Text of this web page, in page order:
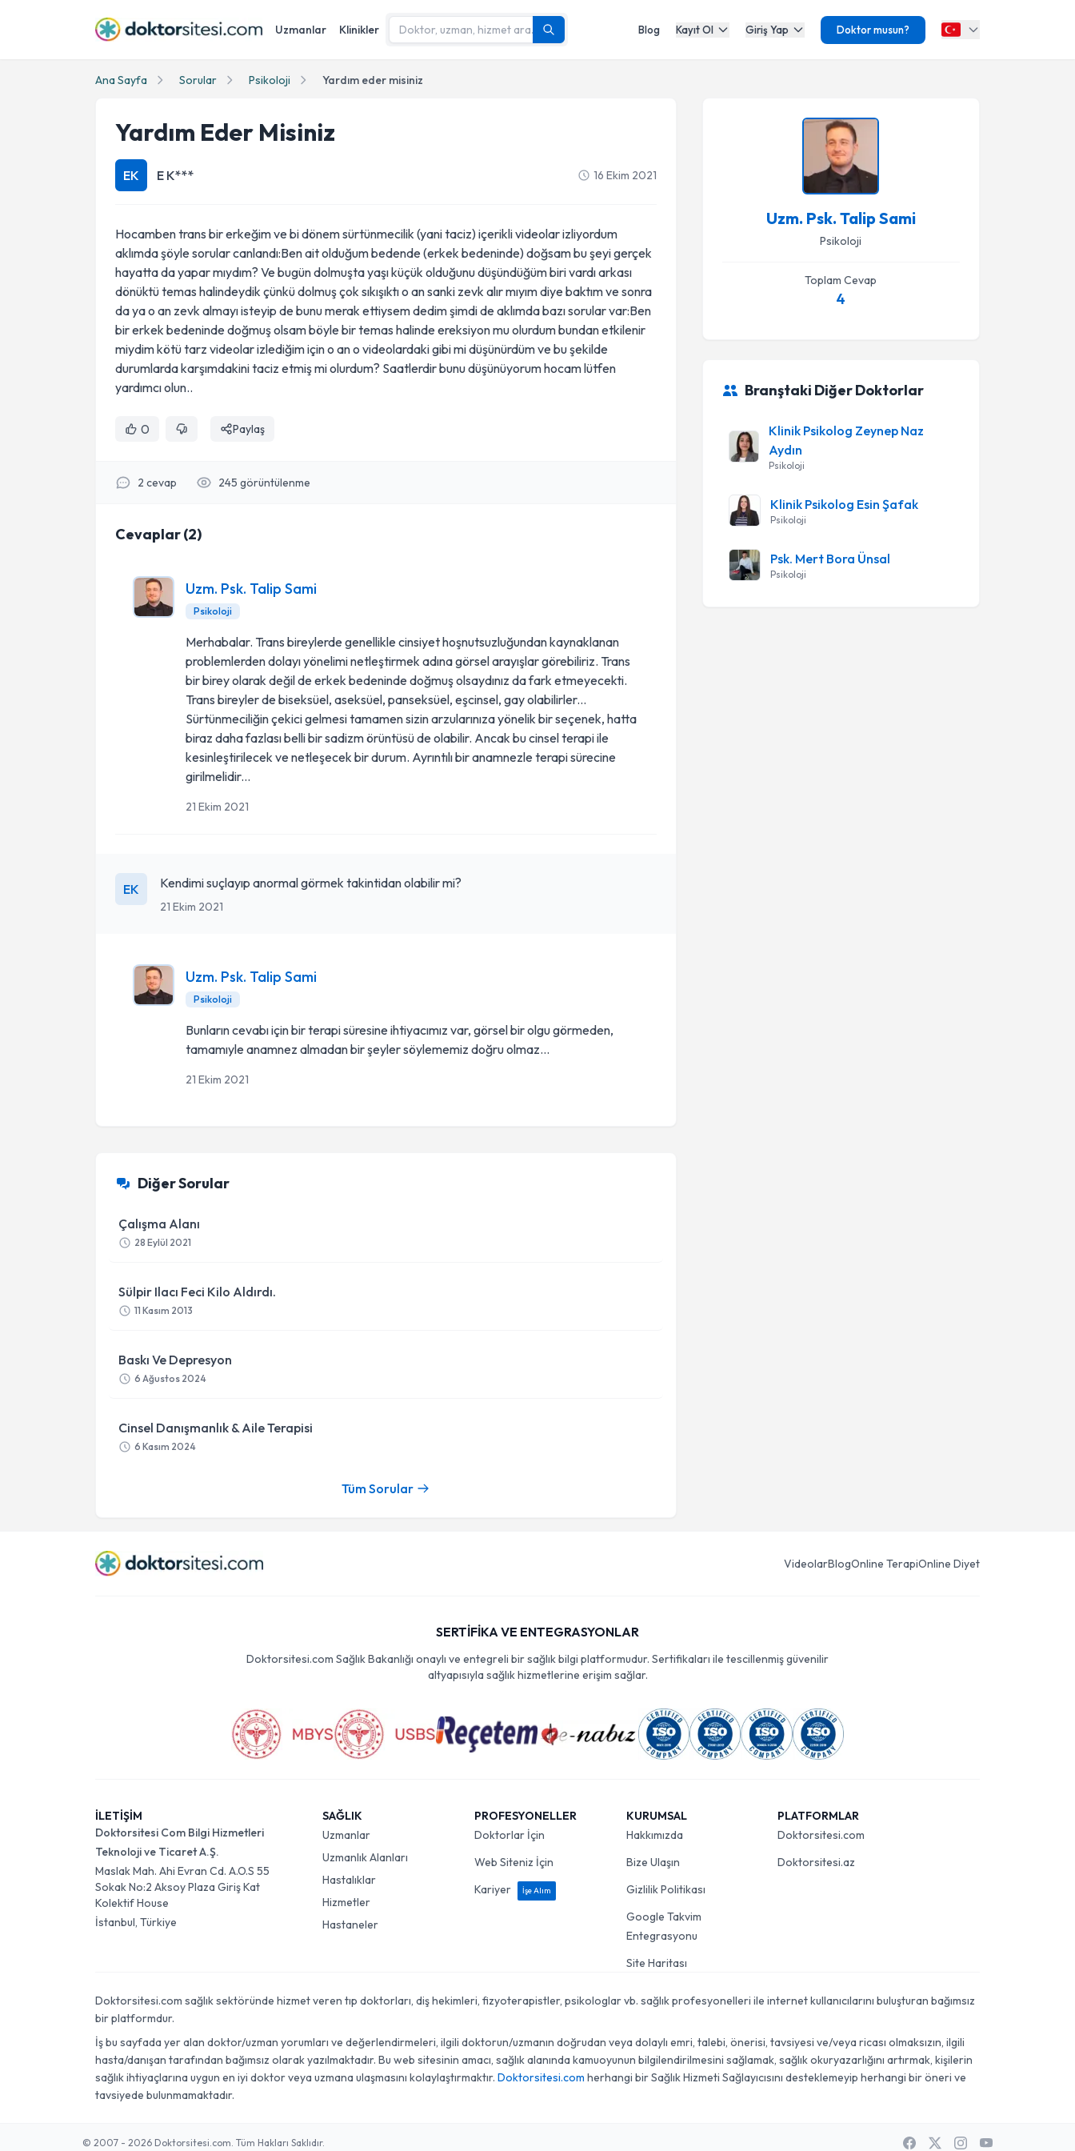
Uzmanlar Klinikler Blog Kayıt Ol Giriş Yap Doktor musun?
Ana Sayfa Sorular Psikoloji Yardım eder misiniz
Yardım Eder Misiniz
EK E K*** 16 Ekim 2021
Hocamben trans bir erkeğim ve bi dönem sürtünmecilik (yani taciz) içerikli videolar izliyordum
aklımda şöyle sorular canlandı:Ben ait olduğum bedende (erkek bedeninde) doğsam bu şeyi gerçek
hayatta da yapar mıydım? Ve bugün dolmuşta yaşı küçük olduğunu düşündüğüm biri vardı arkası
dönüktü temas halindeydik çünkü dolmuş çok sıkışıktı o an sanki zevk alır mıyım diye baktım ve sonra
da ya o an zevk almayı isteyip de bunu merak ettiysem dedim şimdi de aklımda bazı sorular var:Ben
bir erkek bedeninde doğmuş olsam böyle bir temas halinde ereksiyon mu olurdum bundan etkilenir
miydim kötü tarz videolar izlediğim için o an o videolardaki gibi mi düşünürdüm ve bu şekilde
durumlarda karşımdakini taciz etmiş mi olurdum? Saatlerdir bunu düşünüyorum hocam lütfen
yardımcı olun..
0 Paylaş
2 cevap 245 görüntülenme
Cevaplar(2)
Uzm. Psk. Talip Sami
Psikoloji
Merhabalar. Trans bireylerde genellikle cinsiyet hoşnutsuzluğundan kaynaklanan
problemlerden dolayı yönelimi netleştirmek adına görsel arayışlar görebiliriz. Trans
bir birey olarak değil de erkek bedeninde doğmuş olsaydınız da fark etmeyecekti.
Trans bireyler de biseksüel, aseksüel, panseksüel, eşcinsel, gay olabilirler...
Sürtünmeciliğin çekici gelmesi tamamen sizin arzularınıza yönelik bir seçenek, hatta
biraz daha fazlası belli bir sadizm örüntüsü de olabilir. Ancak bu cinsel terapi ile
kesinleştirilecek ve netleşecek bir durum. Ayrıntılı bir anamnezle terapi sürecine
girilmelidir...
21 Ekim 2021
EK Kendimi suçlayıp anormal görmek takintidan olabilir mi?
21 Ekim 2021
Uzm. Psk. Talip Sami
Psikoloji
Bunların cevabı için bir terapi süresine ihtiyacımız var, görsel bir olgu görmeden,
tamamıyle anamnez almadan bir şeyler söylememiz doğru olmaz...
21 Ekim 2021
Diğer Sorular
Çalışma Alanı
28 Eylül 2021
Sülpir Ilacı Feci Kilo Aldırdı.
11 Kasım 2013
Baskı Ve Depresyon
6 Ağustos 2024
Cinsel Danışmanlık & Aile Terapisi
6 Kasım 2024
Tüm Sorular
Uzm. Psk. Talip Sami
Psikoloji
Toplam Cevap
4
Branştaki Diğer Doktorlar
Klinik Psikolog Zeynep Naz
Aydın
Psikoloji
Klinik Psikolog Esin Şafak
Psikoloji
Psk. Mert Bora Ünsal
Psikoloji
VideolarBlogOnline TerapiOnline Diyet
SERTİFİKA VE ENTEGRASYONLAR
Doktorsitesi.com Sağlık Bakanlığı onaylı ve entegreli bir sağlık bilgi platformudur. Sertifikaları ile tescillenmiş güvenilir
altyapısıyla sağlık hizmetlerine erişim sağlar.
İLETİŞİM
Doktorsitesi Com Bilgi Hizmetleri
Teknoloji ve Ticaret A.Ş.
Maslak Mah. Ahi Evran Cd. A.O.S 55
Sokak No:2 Aksoy Plaza Giriş Kat
Kolektif House
İstanbul, Türkiye
SAĞLIK
Uzmanlar
Uzmanlık Alanları
Hastalıklar
Hizmetler
Hastaneler
PROFESYONELLER
Doktorlar İçin
Web Siteniz İçin
Kariyer
İşe Alım
KURUMSAL
Hakkımızda
Bize Ulaşın
Gizlilik Politikası
Google Takvim
Entegrasyonu
Site Haritası
PLATFORMLAR
Doktorsitesi.com
Doktorsitesi.az
Doktorsitesi.com sağlık sektöründe hizmet veren tıp doktorları, diş hekimleri, fizyoterapistler, psikologlar vb. sağlık profesyonelleri ile internet kullanıcılarını buluşturan bağımsız
bir platformdur.
İş bu sayfada yer alan doktor/uzman yorumları ve değerlendirmeleri, ilgili doktorun/uzmanın doğrudan veya dolaylı emri, talebi, önerisi, tavsiyesi ve/veya ricası olmaksızın, ilgili
hasta/danışan tarafından bağımsız olarak yazılmaktadır. Bu web sitesinin amacı, sağlık alanında kamuoyunun bilgilendirilmesini sağlamak, sağlık okuryazarlığını artırmak, kişilerin
sağlık ihtiyaçlarına uygun en iyi doktor veya uzmana ulaşmasını kolaylaştırmaktır. Doktorsitesi.com herhangi bir Sağlık Hizmeti Sağlayıcısını desteklemeyip herhangi bir öneri ve
tavsiyede bulunmamaktadır.
© 2007 - 2026 Doktorsitesi.com. Tüm Hakları Saklıdır.